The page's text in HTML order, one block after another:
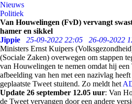
Nieuws
Politiek
Van Houwelingen (FvD) vervangt
hamer en sikkel
Jippie
25-09-2022 22:05 26-09-2022
Ministers Ernst Kuipers
(Sociale Zaken) overwegen om stappen
van Houwelingen te nemen omdat hij een
afbeelding van hen met een nazivlag
geplaatste Tweet stuitend. Zo meldt het
Update 26 september 12.05 uur: Van
de Tweet vervangen door een andere